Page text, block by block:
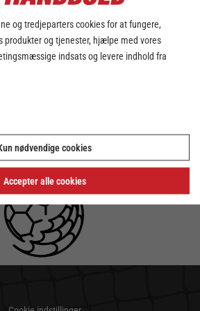
og tredjeparters cookies for at fungere,
produkter og tjenester, hjælpe med vores
indsats og levere indhold fra
nødvendige cookies
Accepter alle cookies